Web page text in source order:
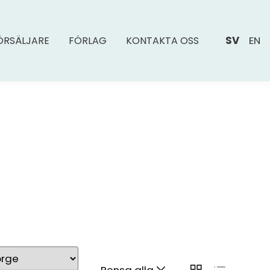
FÖRLAG KONTAKTA OSS SV EN